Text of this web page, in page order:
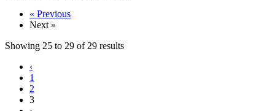
« Previous
Next »
Showing 25 to 29 of 29 results
‹
1
2
3